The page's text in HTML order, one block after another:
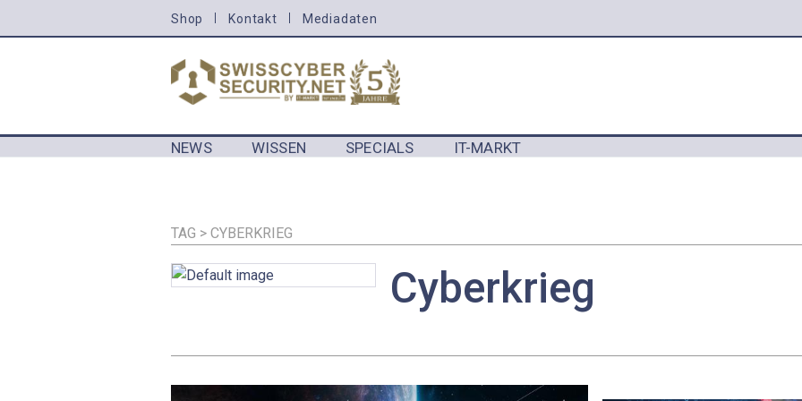
zum
MENU
Shop Kontakt Mediadaten
NEWS WISSEN SPECIALS IT-MARKT
TAG > CYBERKRIEG
Cyberkrieg